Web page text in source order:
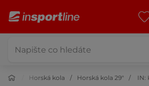
kola Horská kola Horská kola 29" IN: